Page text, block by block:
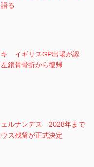
る
キ イギリスGP出場が認
鎖骨骨折から復帰
ェルナンデス 2028年まで
ウス残留が正式決定